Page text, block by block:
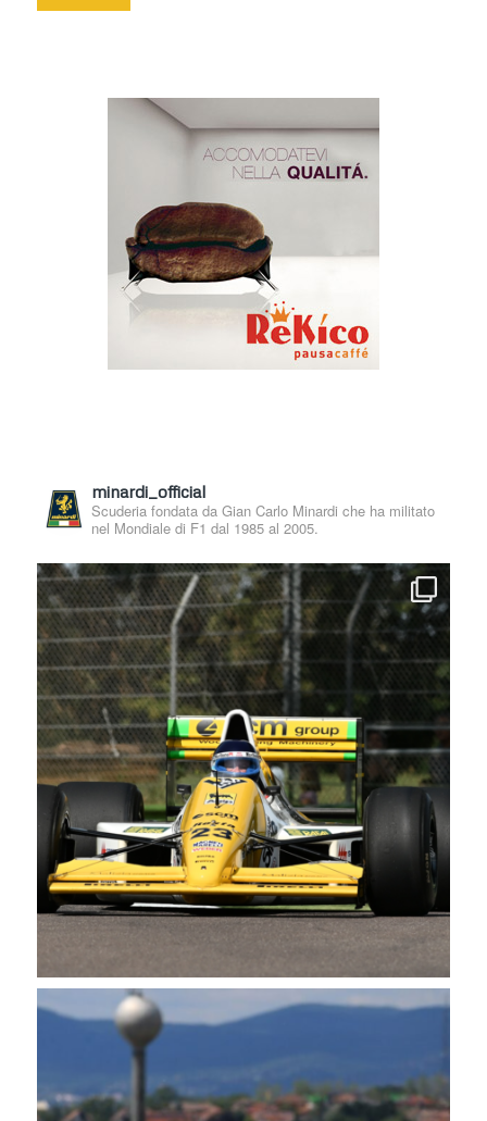
minardi_official
Scuderia fondata da Gian Carlo Minardi che ha militato
nel Mondiale di F1 dal 1985 al 2005.